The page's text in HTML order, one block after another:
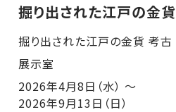
掘り出された江戸の金貨
掘り出された江戸の金貨 考古展示室
2026年4月8日（水） ～
2026年9月13日（日）